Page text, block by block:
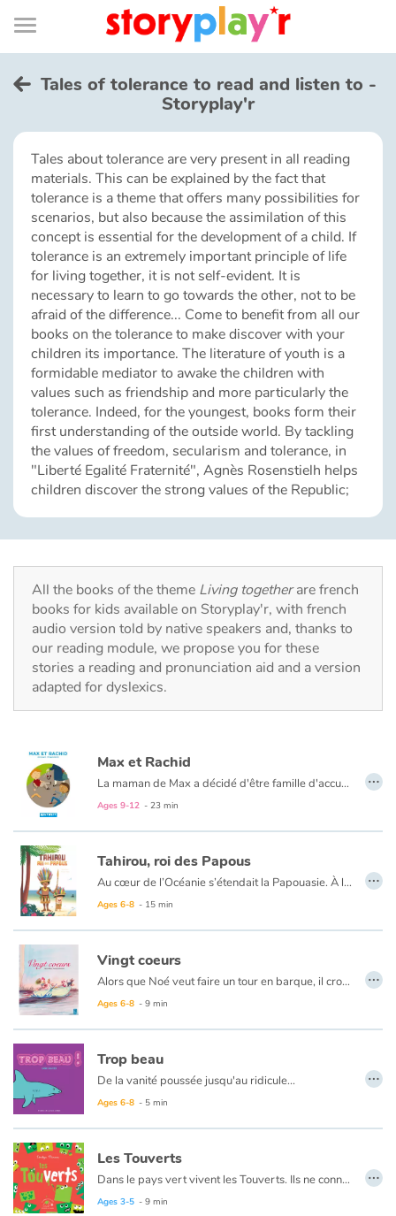
Connexion
Bibliothèque
de
page
Menu
Try for free
Library
Awards
Home
Tales and classics in french
Fable, myth, literature and poetry
Princesses and princes, kings, queens and dragons
Ogres, monsters and witches
Heroines and Heroes
Ecology, nature, seasons
The animals
Travel, epic, investigation, adventure
Around the world
Learning
Arts, space, activities
With the family
Daily life and hobbies
At school
Festivals and events
Love and friendship
Social issues
Emotions and feelings
Formats and illustrations
Tales of tolerance to read and listen to -
Storyplay'r
Tales about tolerance are very present in all reading
materials. This can be explained by the fact that
tolerance is a theme that offers many possibilities for
scenarios, but also because the assimilation of this
concept is essential for the development of a child. If
tolerance is an extremely important principle of life
for living together, it is not self-evident. It is
necessary to learn to go towards the other, not to be
afraid of the difference... Come to benefit from all our
books on the tolerance to make discover with your
children its importance. The literature of youth is a
formidable mediator to awake the children with
values such as friendship and more particularly the
tolerance. Indeed, for the youngest, books form their
first understanding of the outside world. By tackling
the values of freedom, secularism and tolerance, in
"Liberté Egalité Fraternité", Agnès Rosenstielh helps
children discover the strong values of the Republic;
All the books of the theme Living togetherare french
books for kids available on Storyplay'r, with french
audio version told by native speakers and, thanks to
our reading module, we propose you for these
stories a reading and pronunciation aid and a version
adapted for dyslexics.
Max et Rachid
La maman de Max a décidé d'être famille d'accueil le temps des vacances d'été. "Il faut savoir partager" dit-elle. Rachid, le même âge que Max, débarque un beau jour à la campagne. Campagne/Ville ou Bouseu/Rebeu ? Beaucoup de choses les opposent à priori mais deux garçons de 10 ans ça peut aussi avoir de nombreux points communs.
Ages 9-12 - 23 min
…
Tahirou, roi des Papous
Au cœur de l’Océanie s’étendait la Papouasie. À l’ombre de son épaisse forêt, le village du jeune Tahirou vivait en parfaite harmonie. Jamais une querelle, jamais un conflit jusqu’au jour où de terribles pirates débarquèrent sur son île…
Ages 6-8 - 15 min
…
Vingt coeurs
Alors que Noé veut faire un tour en barque, il croise sur son chemin une ribambelle d'animaux qui veulent l'accompagner. Une fois sur les flots, une tempête éclate... Noé parviendra-t-il à rejoindre son amoureuse ?
Ages 6-8 - 9 min
…
Trop beau
De la vanité poussée jusqu'au ridicule...
Ages 6-8 - 5 min
…
Les Touverts
Dans le pays vert vivent les Touverts. Ils ne connaissent que la couleur verte. Tout est vert, ils l’ont appris de leurs pères, qui, eux-mêmes, l’ont appris de leurs pères.
Ages 3-5 - 9 min
…